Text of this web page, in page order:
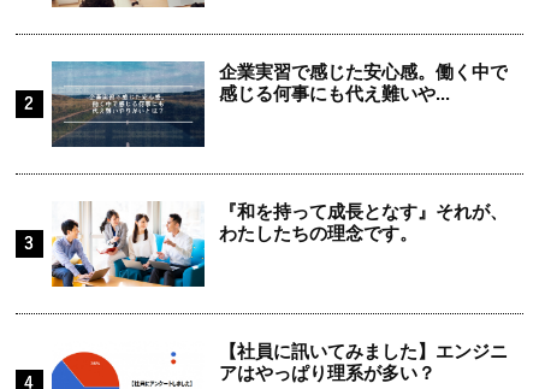
企業実習で感じた安心感。働く中で
感じる何事にも代え難いや...
『和を持って成長となす』それが、
わたしたちの理念です。
【社員に訊いてみました】エンジニ
アはやっぱり理系が多い？